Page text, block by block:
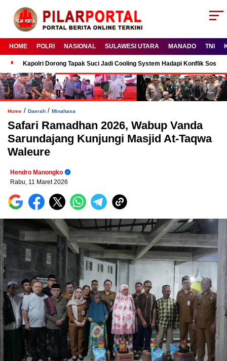
HOME POLRI NASIONAL SULAWESI UTARA MANADO TNI
Kapolri Dorong Tapak Suci Jadi Cooling System Hadapi Konflik Sosial
Home / Daerah / Minahasa
Safari Ramadhan 2026, Wabup Vanda
Sarundajang Kunjungi Masjid At-Taqwa
Waleure
Hendro Manongko
Rabu, 11 Maret 2026